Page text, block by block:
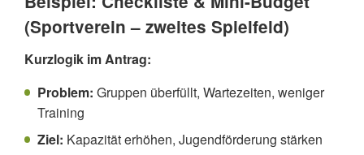
(Sportverein – zweites Spielfeld)
Kurzlogik im Antrag:
Problem: Gruppen überfüllt, Wartezeiten, weniger
Training
Ziel: Kapazität erhöhen, Jugendförderung stärken